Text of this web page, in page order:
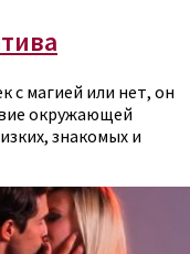
с магией или нет, он
окружающей
знакомых и